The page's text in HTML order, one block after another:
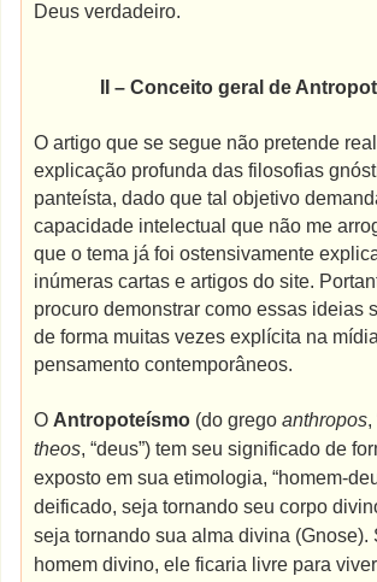
Deus verdadeiro.
II – Conceito geral de
O artigo que se segue não pretende
explicação profunda das filosofias
panteísta, dado que tal objetivo
capacidade intelectual que não me
que o tema já foi ostensivamente
inúmeras cartas e artigos do site.
procuro demonstrar como essas ideias
de forma muitas vezes explícita na
pensamento contemporâneos.
O Antropoteísmo (do gregoanthropos,
theos, “deus”) tem seu significado de
exposto em sua etimologia, “homem-
deificado, seja tornando seu corpo
seja tornando sua alma divina (Gnose).
homem divino, ele ficaria livre para